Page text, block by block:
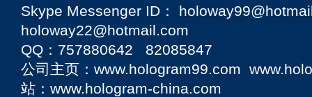
Skype Messenger ID：
holoway22@hotmail.com
QQ：757880642 82085847
公司主页： www.hologram99.com
站： www.hologram-china.com